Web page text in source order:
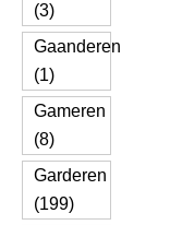
(3)
Gaanderen
(1)
Gameren
(8)
Garderen
(199)